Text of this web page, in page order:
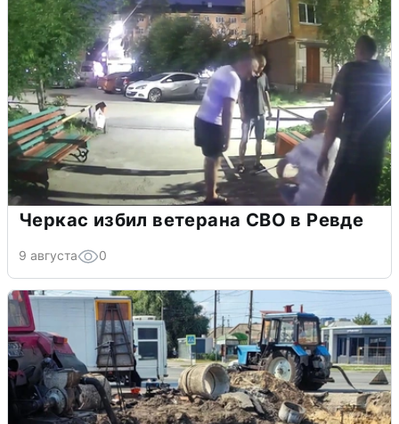
Черкас избил ветерана СВО в Ревде
9 августа 0